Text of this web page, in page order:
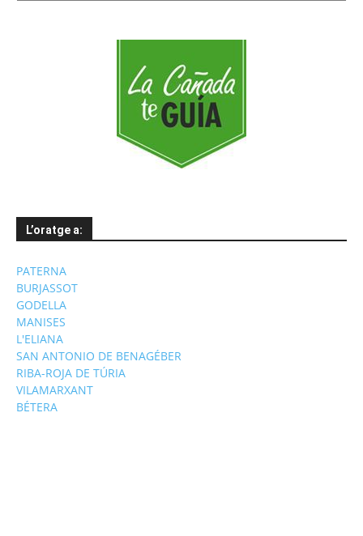
L’oratge a:
PATERNA
BURJASSOT
GODELLA
MANISES
L'ELIANA
SAN ANTONIO DE BENAGÉBER
RIBA-ROJA DE TÚRIA
VILAMARXANT
BÉTERA